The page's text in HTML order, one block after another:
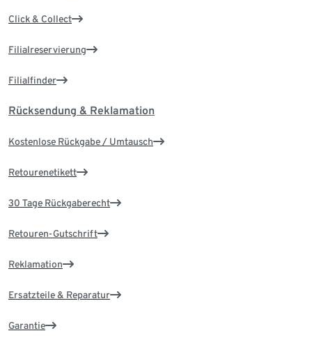
Click & Collect
Filialreservierung
Filialfinder
Rücksendung & Reklamation
Kostenlose Rückgabe / Umtausch
Retourenetikett
30 Tage Rückgaberecht
Retouren-Gutschrift
Reklamation
Ersatzteile & Reparatur
Garantie